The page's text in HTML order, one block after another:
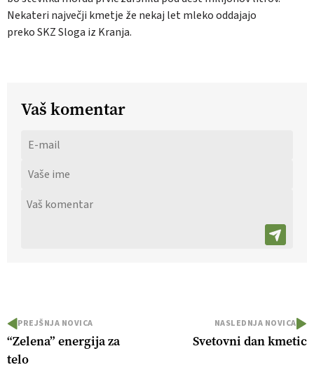
Nekateri največji kmetje že nekaj let mleko oddajajo
preko SKZ Sloga iz Kranja.
Vaš komentar
PREJŠNJA NOVICA
“Zelena” energija za
telo
NASLEDNJA NOVICA
Svetovni dan kmetic